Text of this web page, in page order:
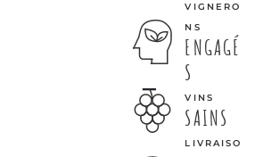
VIGNERO
NS
ENGAGÉ
S
VINS
SAINS
LIVRAISO